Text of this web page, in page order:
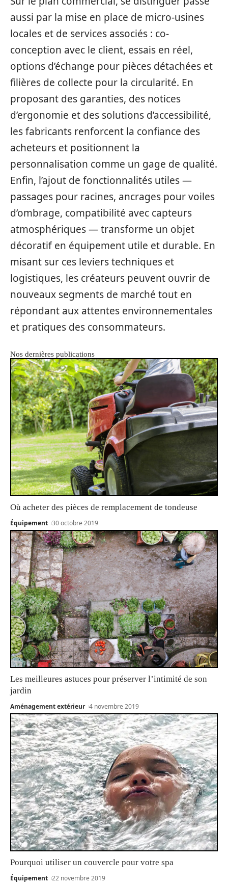
aussi par la mise en place de micro-usines
locales et de services associés : co-
conception avec le client, essais en réel,
options d’échange pour pièces détachées et
filières de collecte pour la circularité. En
proposant des garanties, des notices
d’ergonomie et des solutions d’accessibilité,
les fabricants renforcent la confiance des
acheteurs et positionnent la
personnalisation comme un gage de qualité.
Enfin, l’ajout de fonctionnalités utiles —
passages pour racines, ancrages pour voiles
d’ombrage, compatibilité avec capteurs
atmosphériques — transforme un objet
décoratif en équipement utile et durable. En
misant sur ces leviers techniques et
logistiques, les créateurs peuvent ouvrir de
nouveaux segments de marché tout en
répondant aux attentes environnementales
et pratiques des consommateurs.
Nos dernières publications
Où acheter des pièces de remplacement de tondeuse
Équipement 30 octobre 2019
Les meilleures astuces pour préserver l’intimité de son
jardin
Aménagement extérieur 4 novembre 2019
Pourquoi utiliser un couvercle pour votre spa
Équipement 22 novembre 2019